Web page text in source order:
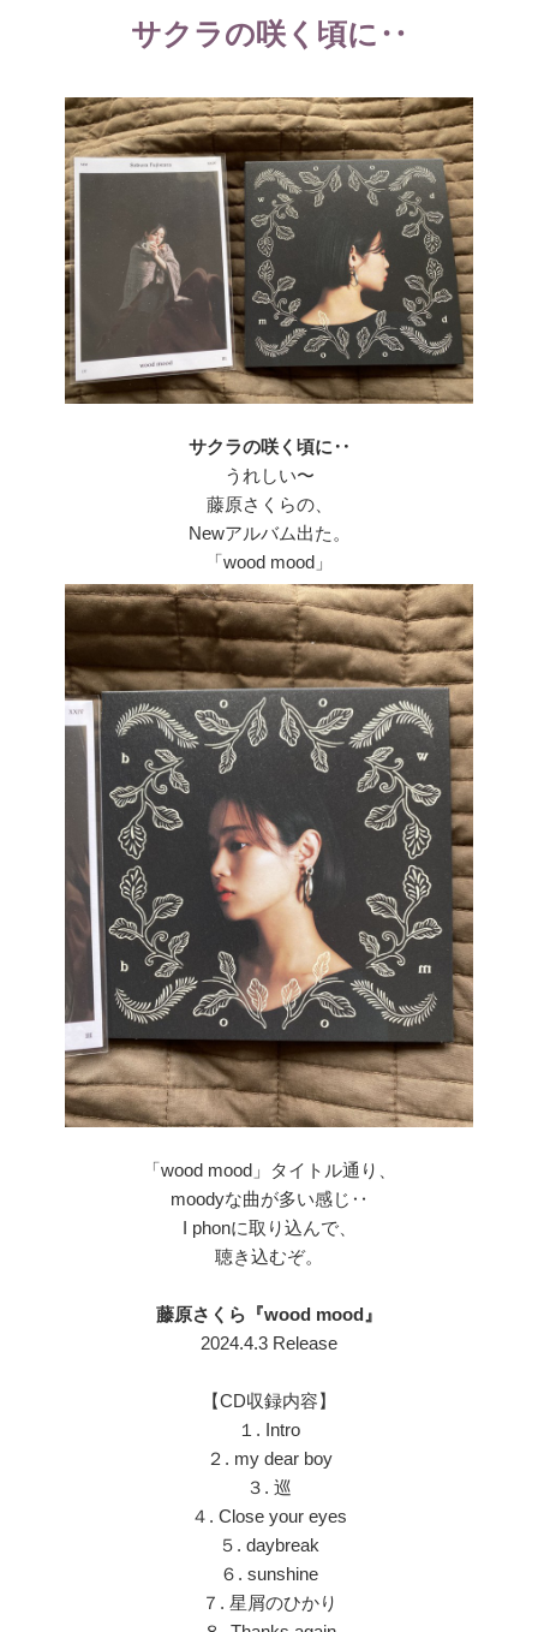
ー
サクラの咲く頃に‥
サクラの咲く頃に‥
うれしい〜
藤原さくらの、
Newアルバム出た。
「wood mood」
「wood mood」タイトル通り、
moodyな曲が多い感じ‥
I phonに取り込んで、
聴き込むぞ。
藤原さくら『wood mood 』
2024.4.3 Release
【CD収録内容】
１. Intro
２. my dear boy
３. 巡
４. Close your eyes
５. daybreak
６. sunshine
７. 星屑のひかり